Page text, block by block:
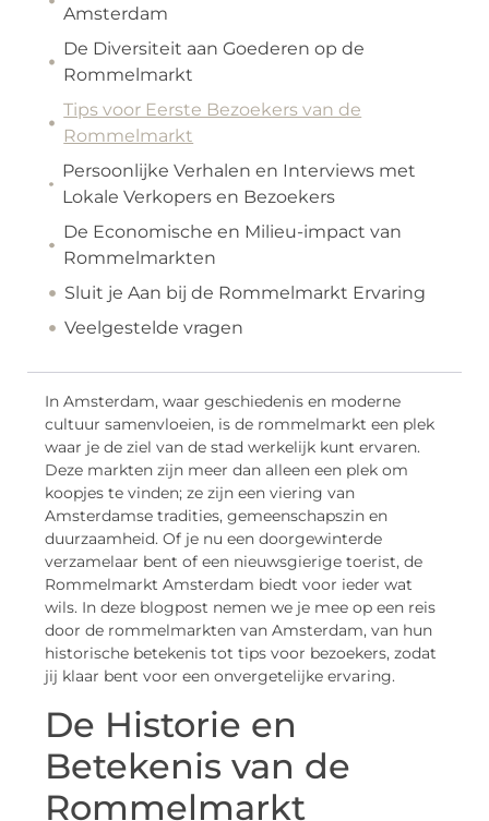
Amsterdam
De Diversiteit aan Goederen op de
Rommelmarkt
Tips voor Eerste Bezoekers van de
Rommelmarkt
Persoonlijke Verhalen en Interviews met
Lokale Verkopers en Bezoekers
De Economische en Milieu-impact van
Rommelmarkten
Sluit je Aan bij de Rommelmarkt Ervaring
Veelgestelde vragen
In Amsterdam, waar geschiedenis en moderne
cultuur samenvloeien, is de rommelmarkt een plek
waar je de ziel van de stad werkelijk kunt ervaren.
Deze markten zijn meer dan alleen een plek om
koopjes te vinden; ze zijn een viering van
Amsterdamse tradities, gemeenschapszin en
duurzaamheid. Of je nu een doorgewinterde
verzamelaar bent of een nieuwsgierige toerist, de
Rommelmarkt Amsterdam biedt voor ieder wat
wils. In deze blogpost nemen we je mee op een reis
door de rommelmarkten van Amsterdam, van hun
historische betekenis tot tips voor bezoekers, zodat
jij klaar bent voor een onvergetelijke ervaring.
De Historie en
Betekenis van de
Rommelmarkt